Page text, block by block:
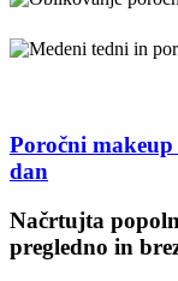
Poročni
dan
Načrtujta
pregledno in